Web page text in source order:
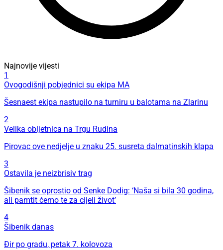
Najnovije vijesti
1
Ovogodišnji pobjednici su ekipa MA
Šesnaest ekipa nastupilo na turniru u balotama na Zlarinu
2
Velika obljetnica na Trgu Rudina
Pirovac ove nedjelje u znaku 25. susreta dalmatinskih klapa
3
Ostavila je neizbrisiv trag
Šibenik se oprostio od Senke Dodig: ‘Naša si bila 30 godina,
ali pamtit ćemo te za cijeli život’
4
Šibenik danas
Đir po gradu, petak 7. kolovoza